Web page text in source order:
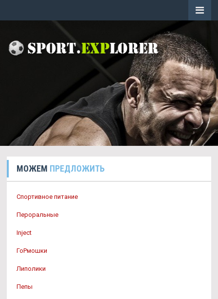
МОЖЕМ ПРЕДЛОЖИТЬ
Спортивное питание
Пероральные
Inject
ГоРмошки
Липолики
Пепы